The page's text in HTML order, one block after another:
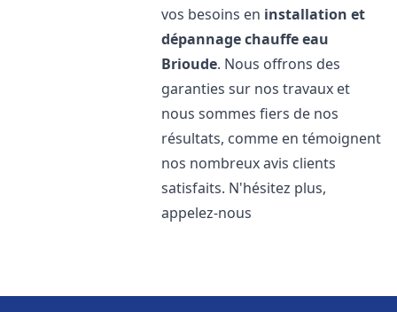
vos besoins en installation et
dépannage chauffe eau
Brioude. Nous offrons des
garanties sur nos travaux et
nous sommes fiers de nos
résultats, comme en témoignent
nos nombreux avis clients
satisfaits. N'hésitez plus,
appelez-nous